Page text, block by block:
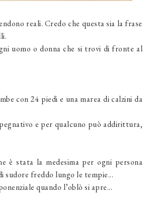
reali. Credo che questa sia la frase
uomo o donna che si trovi di fronte al
con 24 piedi e una marea di calzini da
e per qualcuno può addirittura,
è stata la medesima per ogni persona
sudore freddo lungo le tempie...
quando l’oblò si apre...